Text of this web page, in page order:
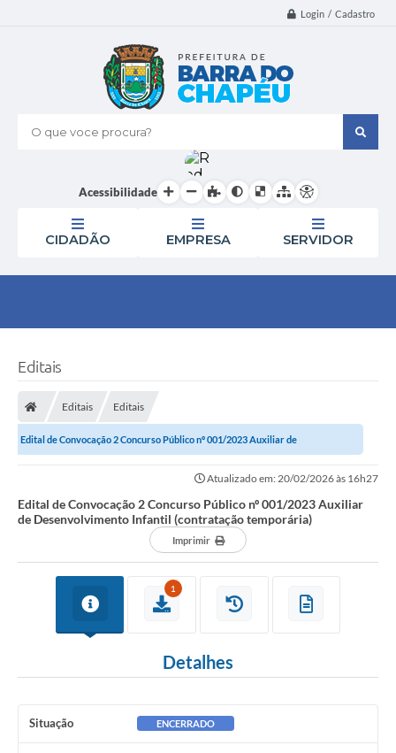
Login / Cadastro
O que voce procura?
Acessibilidade
CIDADÃO EMPRESA SERVIDOR
Editais
Editais Editais
Edital de Convocação 2 Concurso Público nº 001/2023 Auxiliar de
Atualizado em: 20/02/2026 às 16h27
Edital de Convocação 2 Concurso Público nº 001/2023 Auxiliar
de Desenvolvimento Infantil (contratação temporária)
Imprimir
1
Detalhes
Situação ENCERRADO